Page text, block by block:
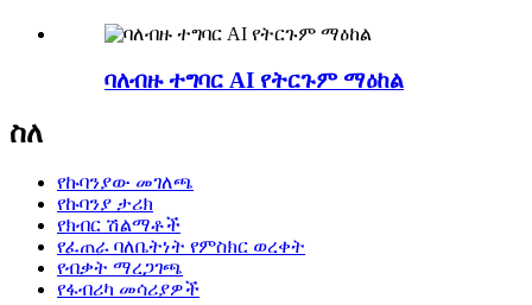
ባለብዙ ተግባር AI የትርጉም ማዕከል
ስለ
የኩባንያው መገለጫ
የኩባንያ ታሪክ
የክብር ሽልማቶች
የፈጠራ ባለቤትነት የምስክር ወረቀት
የብቃት ማረጋገጫ
የፋብሪካ መሳሪያዎች